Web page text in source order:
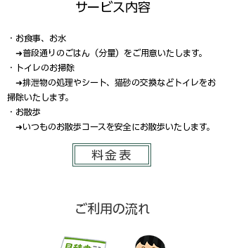
​サービス内容
・お食事、お水
➜普段通りのごはん（分量）をご用意いたします。
・トイレのお掃除
➜排泄物の処理やシート、猫砂の交換などトイレをお
掃除いたします。
​・お散歩
​ ➜いつものお散歩コースを安全にお散歩いたします。
料金表
ご利用の流れ